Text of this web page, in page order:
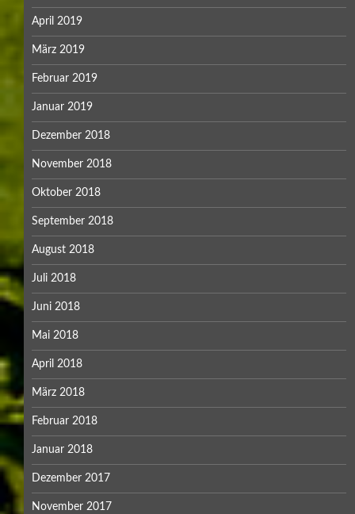
April 2019
März 2019
Februar 2019
Januar 2019
Dezember 2018
November 2018
Oktober 2018
September 2018
August 2018
Juli 2018
Juni 2018
Mai 2018
April 2018
März 2018
Februar 2018
Januar 2018
Dezember 2017
November 2017